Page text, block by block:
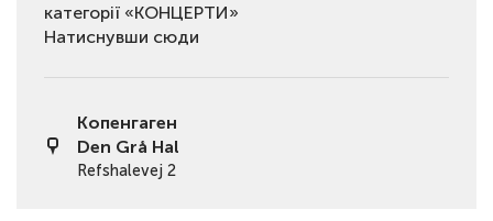
категорії «КОНЦЕРТИ»
Натиснувши сюди
Копенгаген
Den Grå Hal
Refshalevej 2